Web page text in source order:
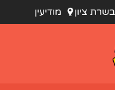
ציון מודיעין